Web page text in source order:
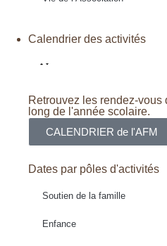
Calendrier des activités
Retrouvez les rendez-vous
long de l'année scolaire.
CALENDRIER de l'AFM
Dates par pôles d'activités
Soutien de la famille
Enfance